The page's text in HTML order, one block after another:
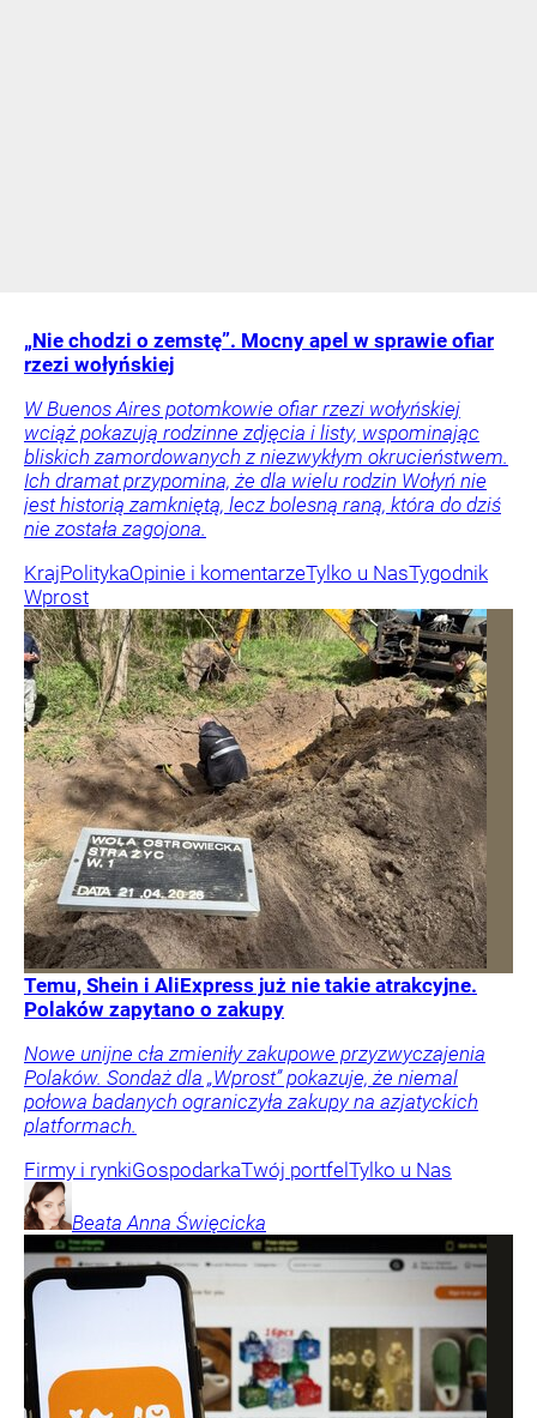
„Nie chodzi o zemstę”. Mocny apel w sprawie ofiar
rzezi wołyńskiej
W Buenos Aires potomkowie ofiar rzezi wołyńskiej
wciąż pokazują rodzinne zdjęcia i listy, wspominając
bliskich zamordowanych z niezwykłym okrucieństwem.
Ich dramat przypomina, że dla wielu rodzin Wołyń nie
jest historią zamkniętą, lecz bolesną raną, która do dziś
nie została zagojona.
KrajPolitykaOpinie i komentarzeTylko u NasTygodnik
Wprost
Temu, Shein i AliExpress już nie takie atrakcyjne.
Polaków zapytano o zakupy
Nowe unijne cła zmieniły zakupowe przyzwyczajenia
Polaków. Sondaż dla „Wprost” pokazuje, że niemal
połowa badanych ograniczyła zakupy na azjatyckich
platformach.
Firmy i rynkiGospodarkaTwój portfelTylko u Nas
Beata Anna Święcicka